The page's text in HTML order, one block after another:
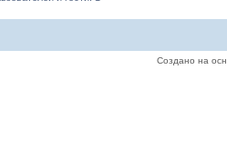
Создано на